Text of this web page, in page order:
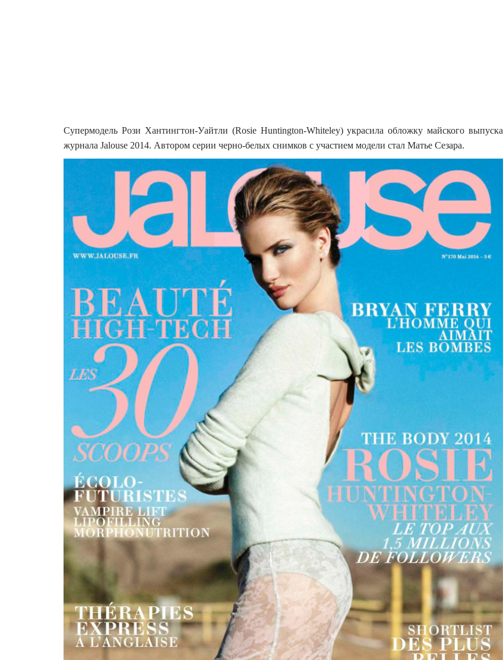
Супермодель Рози Хантингтон-Уайтли (Rosie Huntington-Whiteley) украсила обложку майского выпуска
журнала Jalouse 2014. Автором серии черно-белых снимков с участием модели стал Матье Сезара.